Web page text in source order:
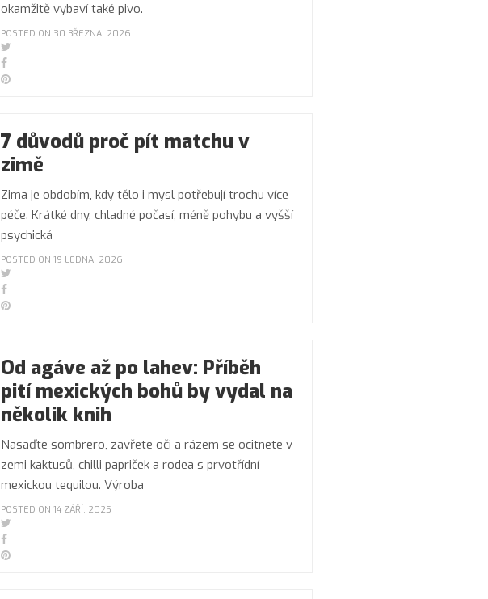
okamžitě vybaví také pivo.
POSTED ON 30 BŘEZNA, 2026
7 důvodů proč pít matchu v
zimě
Zima je obdobím, kdy tělo i mysl potřebují trochu více
péče. Krátké dny, chladné počasí, méně pohybu a vyšší
psychická
POSTED ON 19 LEDNA, 2026
Od agáve až po lahev: Příběh
pití mexických bohů by vydal na
několik knih
Nasaďte sombrero, zavřete oči a rázem se ocitnete v
zemi kaktusů, chilli papriček a rodea s prvotřídní
mexickou tequilou. Výroba
POSTED ON 14 ZÁŘÍ, 2025